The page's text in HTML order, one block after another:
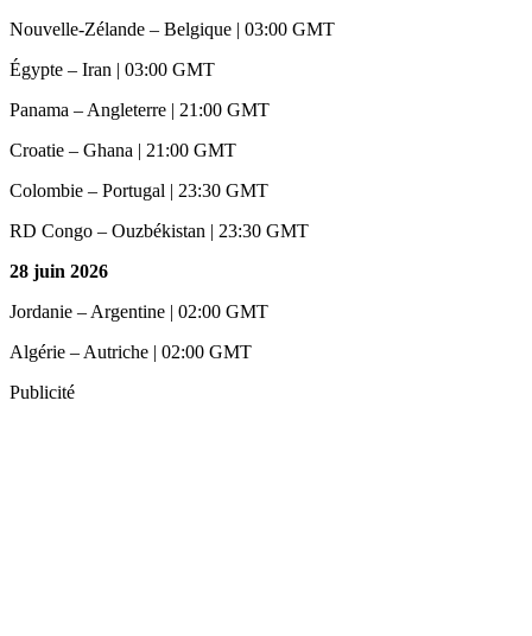
Nouvelle-Zélande – Belgique | 03:00 GMT
Égypte – Iran | 03:00 GMT
Panama – Angleterre | 21:00 GMT
Croatie – Ghana | 21:00 GMT
Colombie – Portugal | 23:30 GMT
RD Congo – Ouzbékistan | 23:30 GMT
28 juin 2026
Jordanie – Argentine | 02:00 GMT
Algérie – Autriche | 02:00 GMT
Publicité